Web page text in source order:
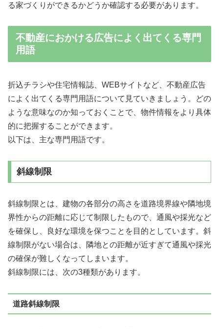
る家づくりができるかどうか確認する必要があります。
不動産におかける広告によく出てくる専門
用語
折込チラシや住宅情報誌、WEBサイトなど、不動産広告
によく出てくる専門用語について見ていきましょう。どの
ような意味なのか知っておくことで、物件情報をより具体
的に把握することができます。
以下は、主な専門用語です。
斜線制限
斜線制限とは、建物の各部分の高さを道路境界線や隣地境
界性からの距離に応じて制限したもので、通風や採光など
を確保し、良好な環境を保つことを目的としています。斜
線制限がない場合は、隣地との距離が近すぎて通風や採光
の確保が難しくなってしまいます。
斜線制限には、次の3種類があります。
道路斜線制限